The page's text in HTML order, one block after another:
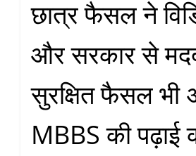
छात्र फैसल ने
और सरकार से
सुरक्षित फैसल
MBBS की